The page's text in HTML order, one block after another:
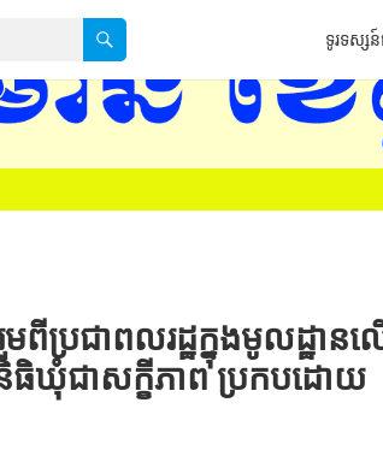
ទទកធ-KNTV គេហទំព័
ទូរទស្ស
រជាពលរដ្ឋក្នុងមូលដ្ឋានល
ធិឃុំជាសក្ខីភាព ប្រកបដោយ